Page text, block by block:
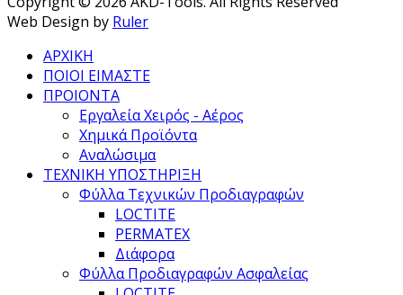
Web Design by Ruler
ΑΡΧΙΚΗ
ΠΟΙΟΙ ΕΙΜΑΣΤΕ
ΠΡΟΙΟΝΤΑ
Εργαλεία Χειρός - Αέρος
Χημικά Προϊόντα
Αναλώσιμα
ΤΕΧΝΙΚΗ ΥΠΟΣΤΗΡΙΞΗ
Φύλλα Τεχνικών Προδιαγραφών
LOCTITE
PERMATEX
Διάφορα
Φύλλα Προδιαγραφών Ασφαλείας